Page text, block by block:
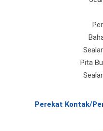
Pita
Perekat Kontak/